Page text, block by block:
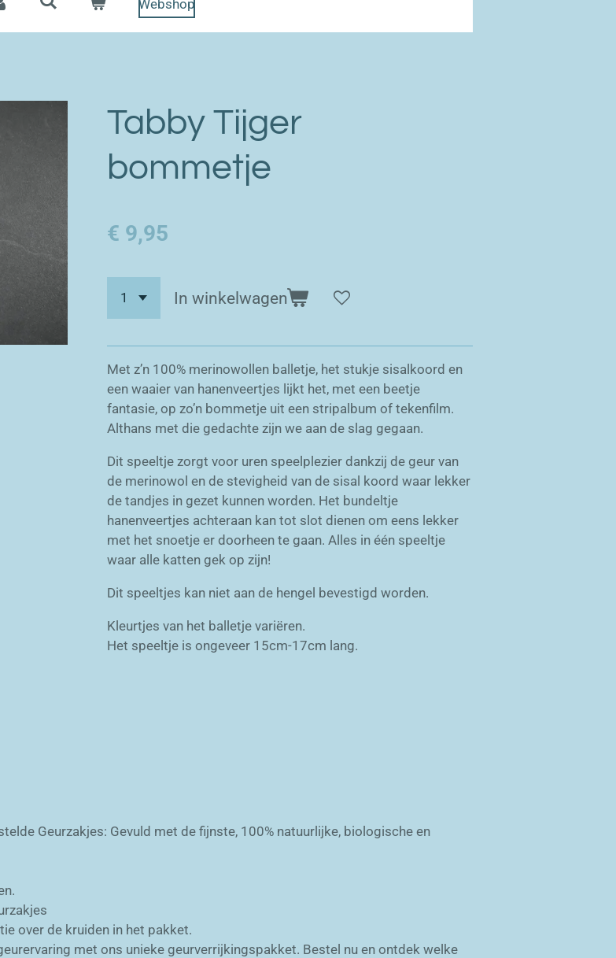
Webshop
Tabby Tijger
bommetje
€ 9,95
In winkelwagen
Met z’n 100% merinowollen balletje, het stukje sisalkoord en
een waaier van hanenveertjes lijkt het, met een beetje
fantasie, op zo’n bommetje uit een stripalbum of tekenfilm.
Althans met die gedachte zijn we aan de slag gegaan.
Dit speeltje zorgt voor uren speelplezier dankzij de geur van
de merinowol en de stevigheid van de sisal koord waar lekker
de tandjes in gezet kunnen worden. Het bundeltje
hanenveertjes achteraan kan tot slot dienen om eens lekker
met het snoetje er doorheen te gaan. Alles in één speeltje
waar alle katten gek op zijn!
Dit speeltjes kan niet aan de hengel bevestigd worden.
Kleurtjes van het balletje variëren.
Het speeltje is ongeveer 15cm-17cm lang.
Geurzakjes: Gevuld met de fijnste, 100% natuurlijke, biologische en
over de kruiden in het pakket.
met ons unieke geurverrijkingspakket. Bestel nu en ontdek welke